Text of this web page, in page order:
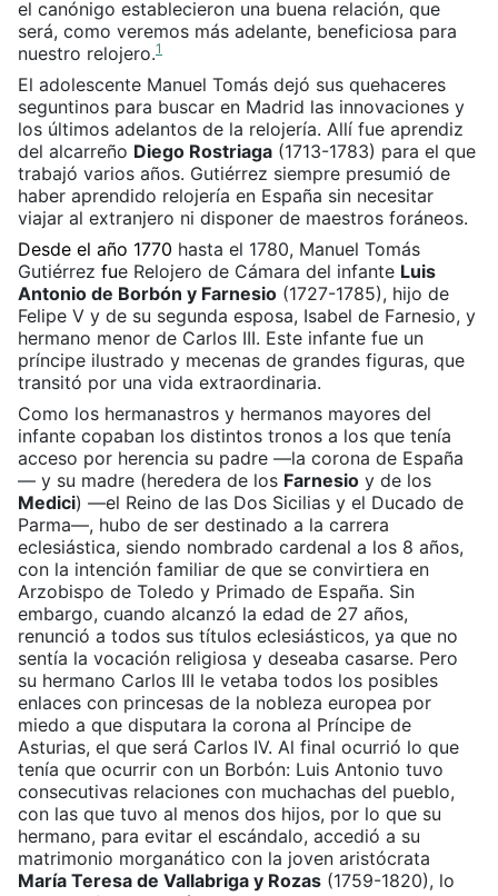
el canónigo establecieron una buena relación, que
será, como veremos más adelante, beneficiosa para
nuestro relojero.1
El adolescente Manuel Tomás dejó sus quehaceres
seguntinos para buscar en Madrid las innovaciones y
los últimos adelantos de la relojería. Allí fue aprendiz
del alcarreño Diego Rostriaga (1713-1783) para el que
trabajó varios años. Gutiérrez siempre presumió de
haber aprendido relojería en España sin necesitar
viajar al extranjero ni disponer de maestros foráneos.
Desde el año 1770 hasta el 1780, Manuel Tomás
Gutiérrez fue Relojero de Cámara del infante Luis
Antonio de Borbón y Farnesio (1727-1785), hijo de
Felipe V y de su segunda esposa, Isabel de Farnesio, y
hermano menor de Carlos III. Este infante fue un
príncipe ilustrado y mecenas de grandes figuras, que
transitó por una vida extraordinaria.
Como los hermanastros y hermanos mayores del
infante copaban los distintos tronos a los que tenía
acceso por herencia su padre —la corona de España
— y su madre (heredera de los Farnesio y de los
Medici) —el Reino de las Dos Sicilias y el Ducado de
Parma­—, hubo de ser destinado a la carrera
eclesiástica, siendo nombrado cardenal a los 8 años,
con la intención familiar de que se convirtiera en
Arzobispo de Toledo y Primado de España. Sin
embargo, cuando alcanzó la edad de 27 años,
renunció a todos sus títulos eclesiásticos, ya que no
sentía la vocación religiosa y deseaba casarse. Pero
su hermano Carlos III le vetaba todos los posibles
enlaces con princesas de la nobleza europea por
miedo a que disputara la corona al Príncipe de
Asturias, el que será Carlos IV. Al final ocurrió lo que
tenía que ocurrir con un Borbón: Luis Antonio tuvo
consecutivas relaciones con muchachas del pueblo,
con las que tuvo al menos dos hijos, por lo que su
hermano, para evitar el escándalo, accedió a su
matrimonio morganático con la joven aristócrata
María Teresa de Vallabriga y Rozas (1759-1820), lo